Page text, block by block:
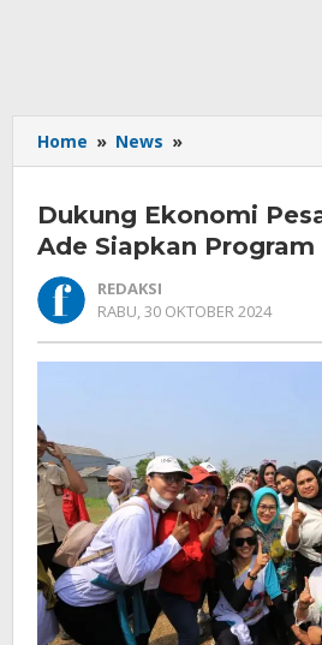
Home » News »
Ekonomi
Airin-
Ade
Siapkan
Santri
Tani
Dukung Ekonomi
Ade Siapkan Program
REDAKSI
RABU, 30 OKTOBER 2024